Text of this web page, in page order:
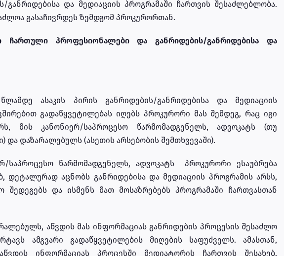
განრიდებისა და მედიაციის პროგრამაში ჩართვის შესაძლებლობა.
გასაჩივრდეს ზემდგომ პროკურორთან.
ჩართული პროფესიონალები და განრიდების/განრიდებისა და
ასაკის პირის განრიდების/განრიდებისა და მედიაციის
გადაწყვეტილებას იღებს პროკურორი მას შემდეგ, რაც იგი
მის კანონიერ/საპროცესო წარმომადგენელს, ადვოკატს (თუ
და დაზარალებულს (ასეთის არსებობის შემთხვევაში).
საპროცესო წარმომადგენელს, ადვოკატს პროკურორი ესაუბრება
დეტალურად აცნობს განრიდებისა და მედიაციის პროგრამის არსს,
შედეგებს და ისმენს მათ მოსაზრებებს პროგრამაში ჩართვასთან
აწვდის მას ინფორმაციას განრიდების პროცესის შესაძლო
ამგვარი გადაწყვეტილების მიღების საფუძველს. ამასთან,
ინფორმაციას პროცესში მედიატორის ჩართვის შესახებ,